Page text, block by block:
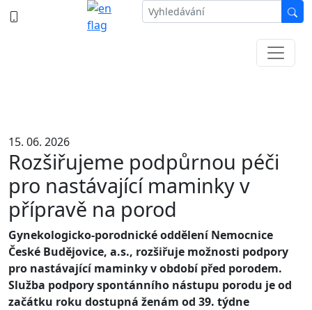
15. 06. 2026
Rozšiřujeme podpůrnou péči
pro nastávající maminky v
přípravě na porod
Gynekologicko-porodnické oddělení Nemocnice
České Budějovice, a.s., rozšiřuje možnosti podpory
pro nastávající maminky v období před porodem.
Služba podpory spontánního nástupu porodu je od
začátku roku dostupná ženám od 39. týdne